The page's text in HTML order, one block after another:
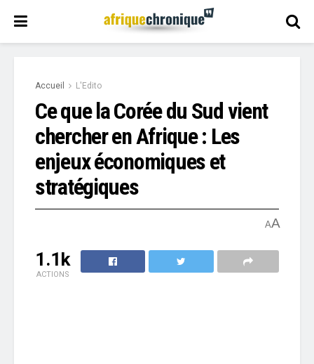
Accueil L'Edito
Ce que la Corée du Sud vient
chercher en Afrique : Les
enjeux économiques et
stratégiques
AA
1.1k
ACTIONS